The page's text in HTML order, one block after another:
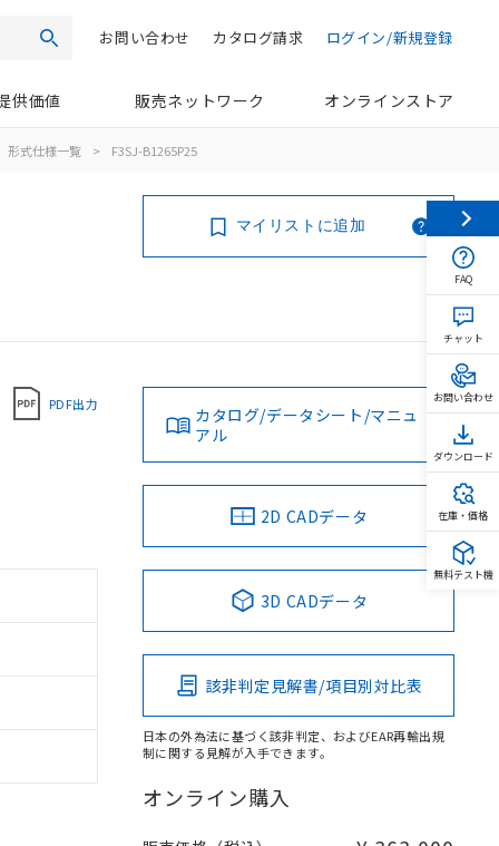
検索 ログイン/新規登録
カタログ請求
お問い合わせ
供価値 販売ネットワーク オンラインストア
形式仕様一覧 > F3SJ-B1265P25
マイリストに追加
PDF出力
カタログ/データシート/マニュ
アル
2D CADデータ
3D CADデータ
該非判定見解書/項目別対比表
日本の外為法に基づく該非判定、およびEAR再輸出規
制に関する見解が入手できます。
オンライン購入
FAQ
チャット
お問い合わせ
ダウンロード
在庫・価格
無料テスト機